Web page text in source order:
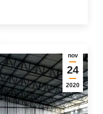
nov
24
2020